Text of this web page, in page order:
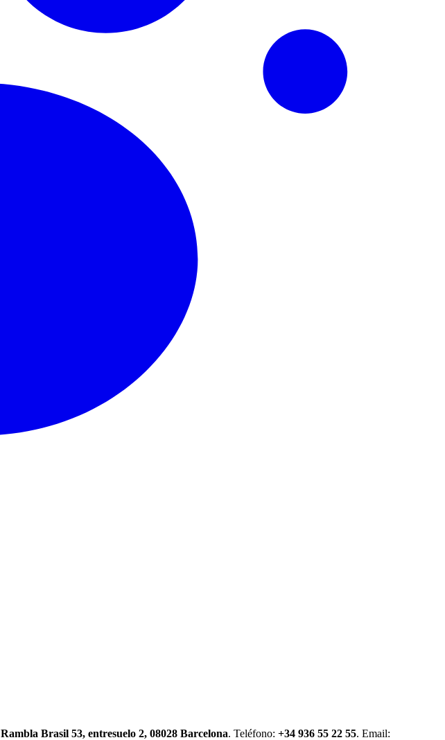
Rambla Brasil 53, entresuelo 2, 08028 Barcelona. Teléfono: +34 936 55 22 55. Email: